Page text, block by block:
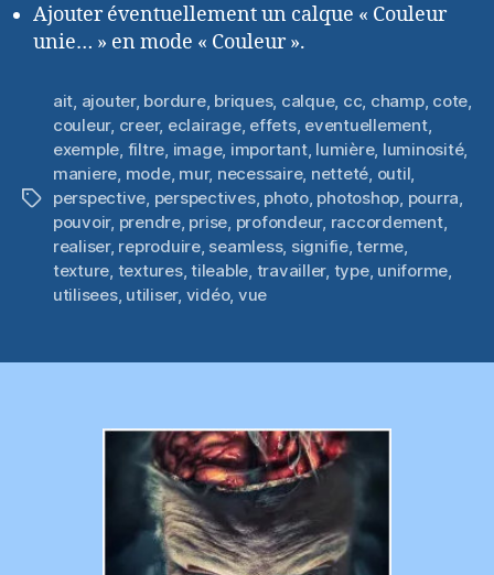
Ajouter éventuellement un calque « Couleur
unie… » en mode « Couleur ».
Étiquettes
ait ajouter, bordure, briques, calque, cc champ, cote
couleur, creer, eclairage, effets, eventuellement,
exemple filtre image, important, lumière, luminosité,
maniere mode, mur, necessaire, netteté outil
perspective perspectives, photo, photoshop pourra
pouvoir, prendre, prise profondeur, raccordement,
realiser, reproduire, seamless, signifie,terme
texture textures,tileable travailler, type, uniforme
utilisees, utiliser, vidéo, vue